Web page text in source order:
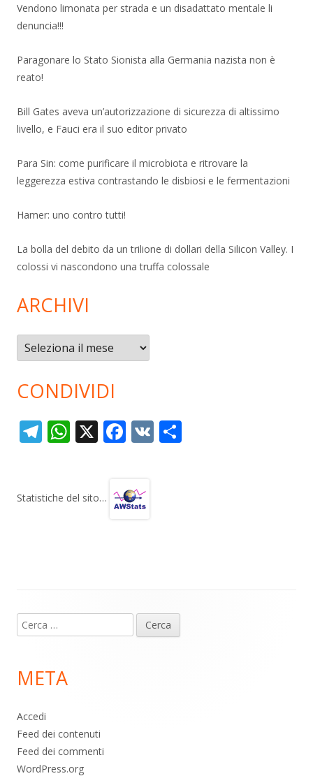
Vendono limonata per strada e un disadattato mentale li
denuncia!!!
Paragonare lo Stato Sionista alla Germania nazista non è
reato!
Bill Gates aveva un’autorizzazione di sicurezza di altissimo
livello, e Fauci era il suo editor privato
Para Sin: come purificare il microbiota e ritrovare la
leggerezza estiva contrastando le disbiosi e le fermentazioni
Hamer: uno contro tutti!
La bolla del debito da un trilione di dollari della Silicon Valley. I
colossi vi nascondono una truffa colossale
ARCHIVI
Archivi
CONDIVIDI
T
el
gr
W
h
s
X F
ac
b
V
K
Statistiche del sito…
piè
pagina
Ricerca
per:
META
Accedi
Feed dei contenuti
Feed dei commenti
WordPress.org